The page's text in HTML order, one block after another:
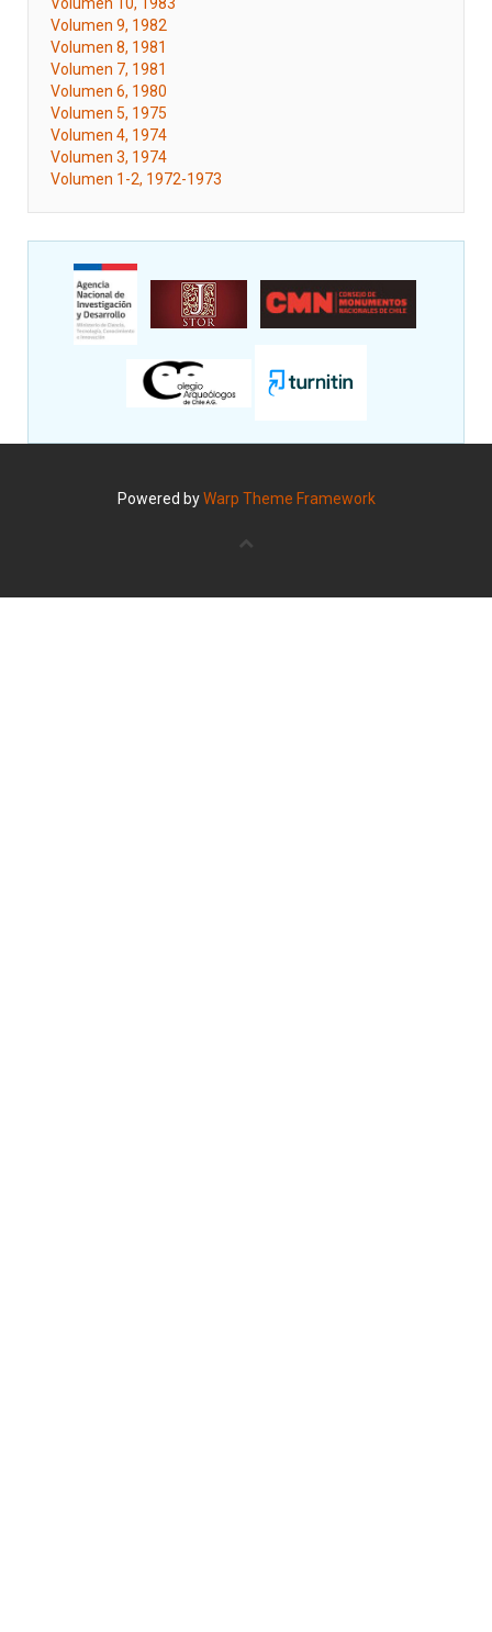
Volumen 9, 1982
Volumen 8, 1981
Volumen 7, 1981
Volumen 6, 1980
Volumen 5, 1975
Volumen 4, 1974
Volumen 3, 1974
Volumen 1-2, 1972-1973
Powered byWarp Theme Framework